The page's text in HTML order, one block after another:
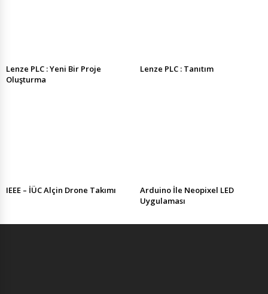
Lenze PLC : Yeni Bir Proje
Oluşturma
Lenze PLC : Tanıtım
IEEE – İÜC Alçin Drone Takımı
Arduino İle Neopixel LED
Uygulaması